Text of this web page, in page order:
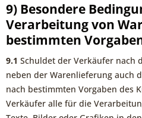
9) Besondere
Verarbeitung von
bestimmten
9.1 Schuldet der Verkäufer nach
neben der Warenlieferung auch
nach bestimmten Vorgaben des
Verkäufer alle für die